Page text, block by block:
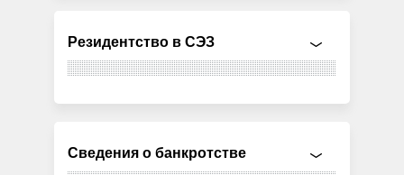
Резидентство в СЭЗ
Сведения о банкротстве